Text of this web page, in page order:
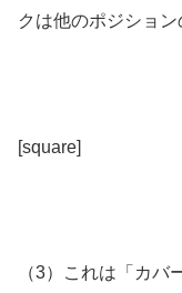
クは他のポジション
[square]
（3）これは「カバ